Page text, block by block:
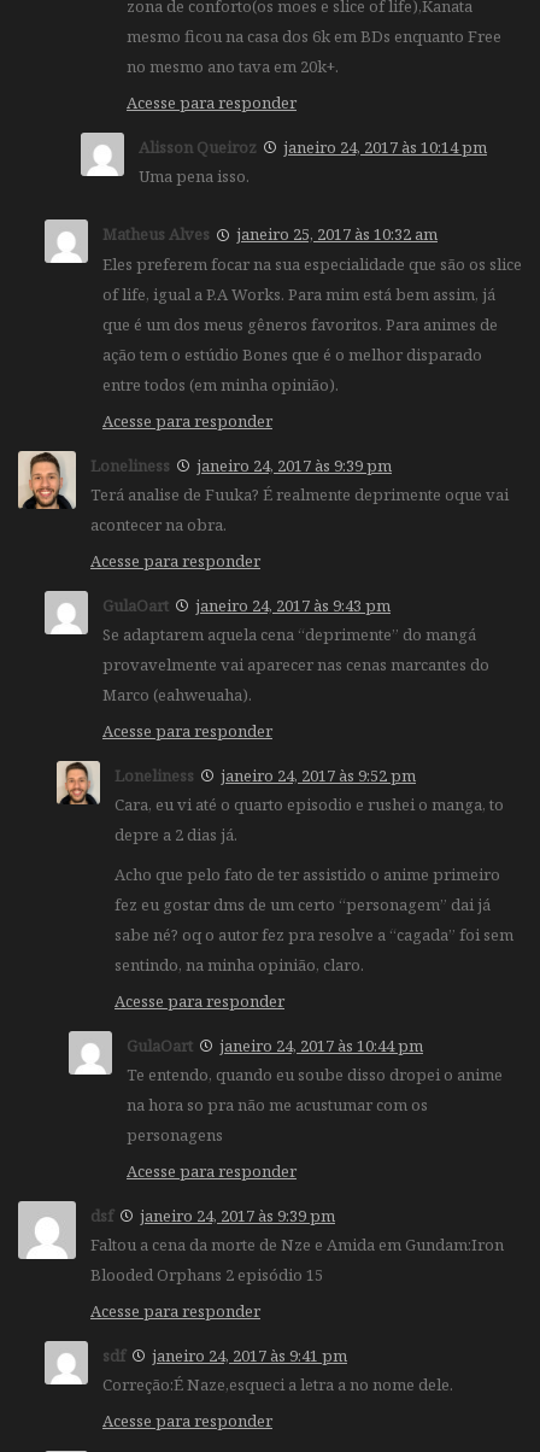
zona de conforto(os moes e slice of life),Kanata
mesmo ficou na casa dos 6k em BDs enquanto Free
no mesmo ano tava em 20k+.
Acesse para responder
Alisson Queiroz
janeiro 24, 2017 às 10:14 pm
Uma pena isso.
Matheus Alves
janeiro 25, 2017 às 10:32 am
Eles preferem focar na sua especialidade que são os slice
of life, igual a P.A Works. Para mim está bem assim, já
que é um dos meus gêneros favoritos. Para animes de
ação tem o estúdio Bones que é o melhor disparado
entre todos (em minha opinião).
Acesse para responder
Loneliness
janeiro 24, 2017 às 9:39 pm
Terá analise de Fuuka? É realmente deprimente oque vai
acontecer na obra.
Acesse para responder
GulaOart
janeiro 24, 2017 às 9:43 pm
Se adaptarem aquela cena “deprimente” do mangá
provavelmente vai aparecer nas cenas marcantes do
Marco (eahweuaha).
Acesse para responder
Loneliness
janeiro 24, 2017 às 9:52 pm
Cara, eu vi até o quarto episodio e rushei o manga, to
depre a 2 dias já.
Acho que pelo fato de ter assistido o anime primeiro
fez eu gostar dms de um certo “personagem” dai já
sabe né? oq o autor fez pra resolve a “cagada” foi sem
sentindo, na minha opinião, claro.
Acesse para responder
GulaOart
janeiro 24, 2017 às 10:44 pm
Te entendo, quando eu soube disso dropei o anime
na hora so pra não me acustumar com os
personagens
Acesse para responder
dsf
janeiro 24, 2017 às 9:39 pm
Faltou a cena da morte de Nze e Amida em Gundam:Iron
Blooded Orphans 2 episódio 15
Acesse para responder
sdf
janeiro 24, 2017 às 9:41 pm
Correção:É Naze,esqueci a letra a no nome dele.
Acesse para responder